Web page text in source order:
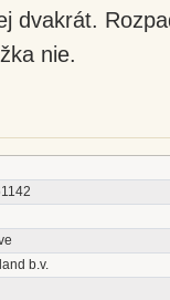
dvakrát.
nie.
b.v.